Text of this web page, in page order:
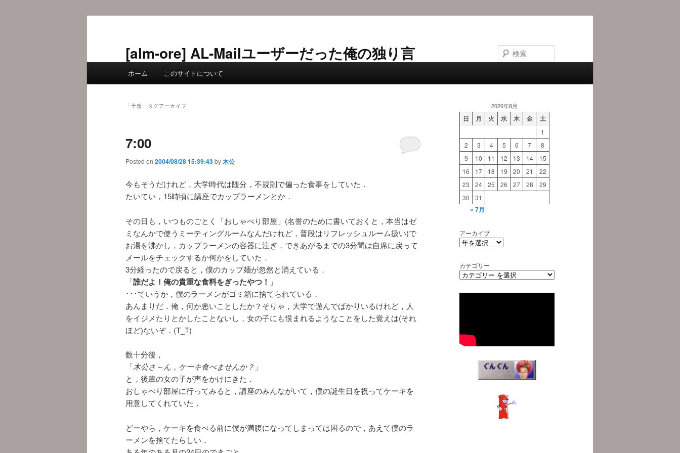
[alm-ore] AL-Mailユーザーだった俺の独り言
索
ホーム このサイトについて
「予想 」タグアーカイブ
7:00
Posted on 2004/08/28 15:39:43by木公
今もそうだけれど，大学時代は随分，不規則で偏った食事をしていた．
たいてい，15時頃に講座でカップラーメンとか．
その日も，いつものごとく「おしゃべり部屋」(名誉のために書いておくと，本当はゼ
ミなんかで使うミーティングルームなんだけれど，普段はリフレッシュルーム扱い)で
お湯を沸かし，カップラーメンの容器に注ぎ，できあがるまでの3分間は自席に戻って
メールをチェックするか何かをしていた．
3分経ったので戻ると，僕のカップ麺が忽然と消えている．
「誰だよ！俺の貴重な食料をぎったやつ！ 」
･･･ていうか，僕のラーメンがゴミ箱に捨てられている．
あんまりだ．俺，何か悪いことしたか？そりゃ，大学で遊んでばかりいるけれど，人
をイジメたりとかしたことないし，女の子にも恨まれるようなことをした覚えは(それ
ほど)ないぞ．(T_T)
数十分後，
「木公さ～ん，ケーキ食べませんか？ 」
と，後輩の女の子が声をかけにきた．
おしゃべり部屋に行ってみると，講座のみんながいて，僕の誕生日を祝ってケーキを
用意してくれていた．
どーやら，ケーキを食べる前に僕が満腹になってしまっては困るので，あえて僕のラ
ーメンを捨てたらしい．
2026年8月
日 月 火 水 木 金 土
1
2
3 4 5 6 7
8
9
10 11 12 13 14
15
16
17 18 19 20 21
22
23
24 25 26 27 28
29
30
31
« 7月
アーカイブ
カテゴリー